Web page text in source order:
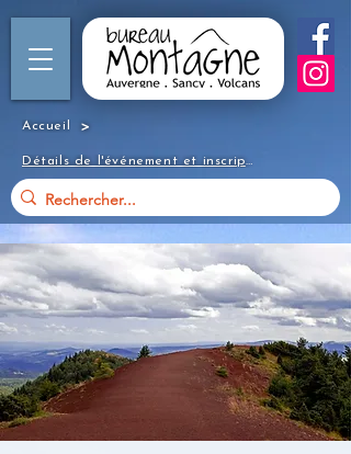
Accueil >
Détails de l'événement et inscription